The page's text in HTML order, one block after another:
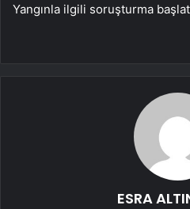
Yangınla ilgili soruşturma
ESRA